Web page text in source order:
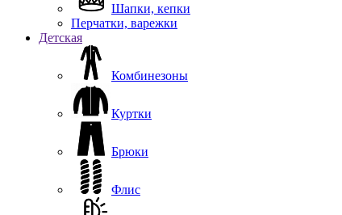
Шапки, кепки
Перчатки, варежки
Детская
Комбинезоны
Куртки
Брюки
Флис